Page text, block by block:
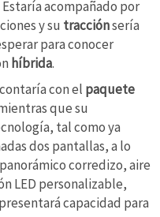
Estaría acompañado por
y su tracciónsería
para conocer
híbrida.
con el paquete
que su
tal como ya
dos pantallas, a lo
corredizo, aire
LED personalizable,
capacidad para